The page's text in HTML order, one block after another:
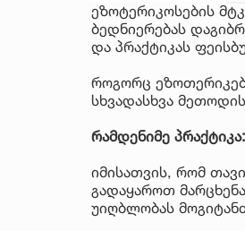
ეზოტერიკოსების
ბედნიერებას
და პრაქტიკას
როგორც
სხვადასხვა
რამდენიმე პრაქტიკა:
იმისათვის, რომ
გადაყაროთ
უიღბლობას